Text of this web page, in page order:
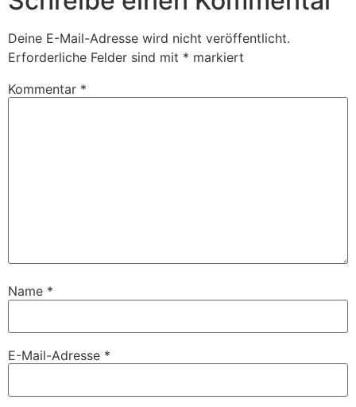
Deine E-Mail-Adresse wird nicht veröffentlicht.
Erforderliche Felder sind mit * markiert
Kommentar *
Name *
E-Mail-Adresse *